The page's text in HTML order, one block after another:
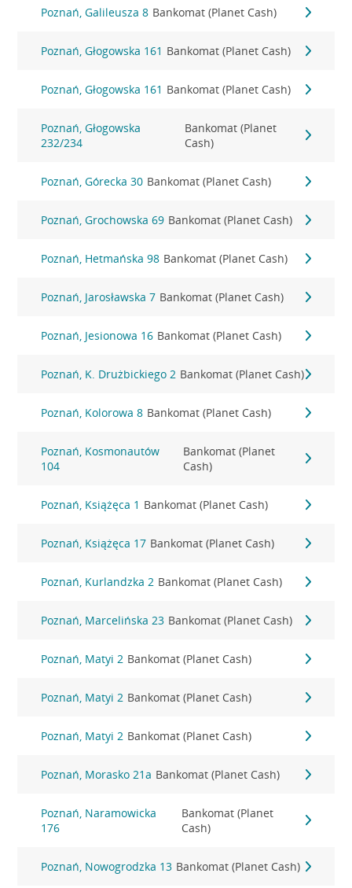
Poznań, Galileusza 8 Bankomat (Planet Cash)
Poznań, Głogowska 161 Bankomat (Planet Cash)
Poznań, Głogowska 161 Bankomat (Planet Cash)
Poznań, Głogowska
232/234
Bankomat (Planet
Cash)
Poznań, Górecka 30 Bankomat (Planet Cash)
Poznań, Grochowska 69 Bankomat (Planet Cash)
Poznań, Hetmańska 98 Bankomat (Planet Cash)
Poznań, Jarosławska 7 Bankomat (Planet Cash)
Poznań, Jesionowa 16 Bankomat (Planet Cash)
Poznań, K. Drużbickiego 2 Bankomat (Planet Cash)
Poznań, Kolorowa 8 Bankomat (Planet Cash)
Poznań, Kosmonautów
104
Bankomat (Planet
Cash)
Poznań, Książęca 1 Bankomat (Planet Cash)
Poznań, Książęca 17 Bankomat (Planet Cash)
Poznań, Kurlandzka 2 Bankomat (Planet Cash)
Poznań, Marcelińska 23 Bankomat (Planet Cash)
Poznań, Matyi 2 Bankomat (Planet Cash)
Poznań, Matyi 2 Bankomat (Planet Cash)
Poznań, Matyi 2 Bankomat (Planet Cash)
Poznań, Morasko 21a Bankomat (Planet Cash)
Poznań, Naramowicka
176
Bankomat (Planet
Cash)
Poznań, Nowogrodzka 13 Bankomat (Planet Cash)